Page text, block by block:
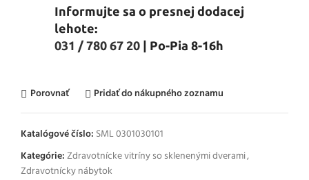
Informujte sa o presnej dodacej
lehote:
031 / 780 67 20 | Po-Pia 8-16h
Porovnať Pridať do nákupného zoznamu
Katalógové číslo: SML 0301030101
Kategórie:Zdravotnícke vitríny so sklenenými dverami,
Zdravotnícky nábytok